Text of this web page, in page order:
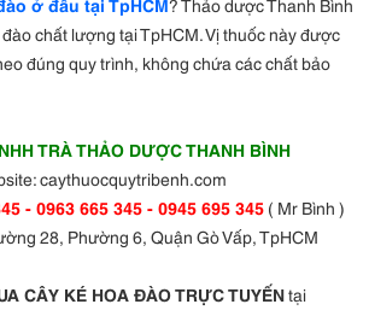
ở đâu tại TpHCM? Thảo dược Thanh Bình
chất lượng tại TpHCM. Vị thuốc này ­được
đúng quy trình, không chứa các chất bảo
TRÀ THẢO DƯỢC THANH BÌNH
caythuocquytribenh.com
- 0963 665 345 - 0945 695 345( Mr Bình )
28, Phường 6, Quận Gò Vấp, TpHCM
CÂY KÉ HOA ĐÀO TRỰC TUYẾNtại